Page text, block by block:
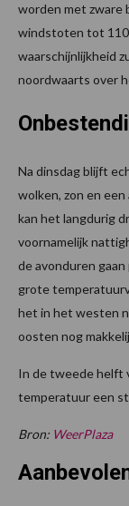
worden met zware
windstoten tot 110
waarschijnlijkheid
noordwaarts over
Na dinsdag blijft
wolken, zon en
kan het langdurig
voornamelijk
de avonduren
grote
het in het westen
oosten nog
In de tweede helft
temperatuur een
Bron: WeerPlaza